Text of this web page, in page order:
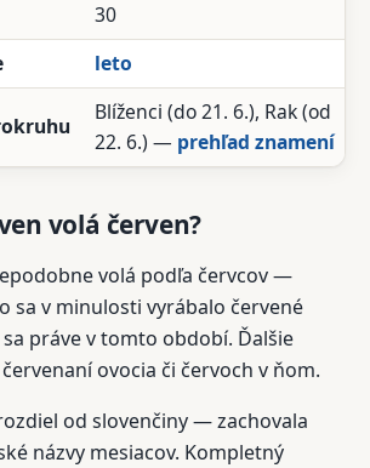
30
leto
Blíženci (do 21. 6.), Rak (od
22. 6.) — prehľad znamení
volá červen?
volá podľa červcov —
sa v minulosti vyrábalo červené
práve v tomto období. Ďalšie
ovocia či červoch v ňom.
od slovenčiny — zachovala
názvy mesiacov. Kompletný